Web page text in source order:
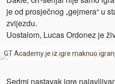
je od prosječnog „gejmera“ u
zvijezdu.
Uostalom, Lucas Ordonez je
GT Academy je iz igre maknuo
Sedmi nastavak igre